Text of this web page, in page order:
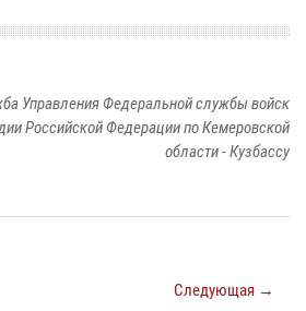
Управления Федеральной службы войск
Российской Федерации по Кемеровской
области - Кузбассу
Следующая →